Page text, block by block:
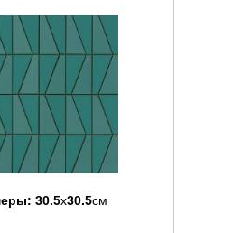
30.5x30.5см